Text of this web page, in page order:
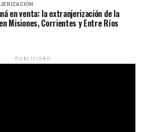
en venta: la extranjerización de la
Misiones, Corrientes y Entre Ríos
PUBLICIDAD